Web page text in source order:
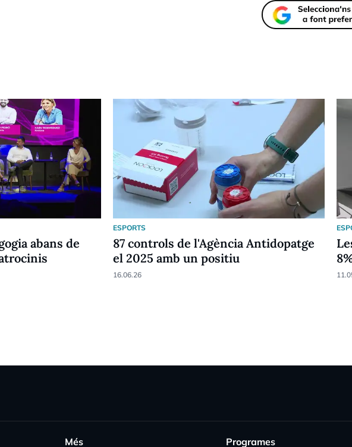
abans de
ESPORTS
87 controls de l'Agència Antidopatge
el 2025 amb un positiu
16.06.26
Més Programes